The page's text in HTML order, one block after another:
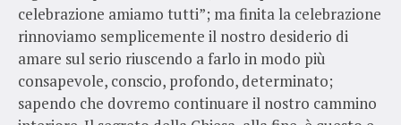
celebrazione amiamo tutti”; ma finita la celebrazione
rinnoviamo semplicemente il nostro desiderio di
amare sul serio riuscendo a farlo in modo più
consapevole, conscio, profondo, determinato;
sapendo che dovremo continuare il nostro cammino